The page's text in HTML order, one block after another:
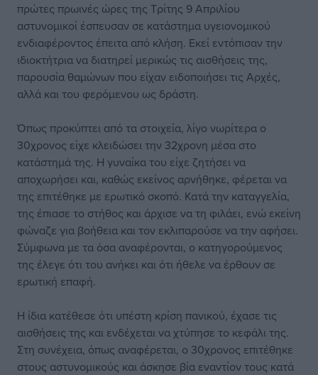
πρώτες πρωινές ώρες της Τρίτης 9 Απριλίου
αστυνομικοί έσπευσαν σε κατάστημα υγειονομικού
ενδιαφέροντος έπειτα από κλήση. Εκεί εντόπισαν την
ιδιοκτήτρια να διατηρεί μερικώς τις αισθήσεις της,
παρουσία θαμώνων που είχαν ειδοποιήσει τις Αρχές,
αλλά και του φερόμενου ως δράστη.
Όπως προκύπτει από τα στοιχεία, λίγο νωρίτερα ο
30χρονος είχε κλειδώσει την 32χρονη μέσα στο
κατάστημά της. Η γυναίκα του είχε ζητήσει να
αποχωρήσει και, καθώς εκείνος αρνήθηκε, φέρεται να
της επιτέθηκε με ερωτικό σκοπό. Κατά την καταγγελία,
της έπιασε το στήθος και άρχισε να τη φιλάει, ενώ εκείνη
φώναζε για βοήθεια και τον εκλιπαρούσε να την αφήσει.
Σύμφωνα με τα όσα αναφέρονται, ο κατηγορούμενος
της έλεγε ότι του ανήκει και ότι ήθελε να έρθουν σε
ερωτική επαφή.
Η ίδια κατέθεσε ότι υπέστη κρίση πανικού, έχασε τις
αισθήσεις της και ενδέχεται να χτύπησε το κεφάλι της.
Στη συνέχεια, όπως αναφέρεται, ο 30χρονος επιτέθηκε
στους αστυνομικούς και άσκησε βία εναντίον τους κατά